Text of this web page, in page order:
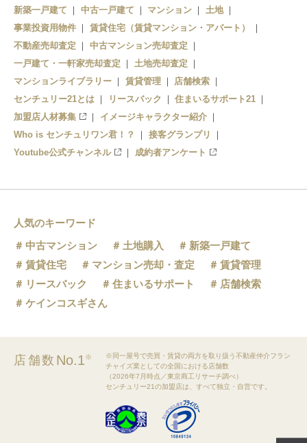
布佐駅
新築一戸建て 中古一戸建て マンション
土地
事業投資用物件
賃貸住宅（賃貸マンション・アパート）
不動産売却査定
中古マンション売却査定
一戸建て・一軒家売却査定
土地売却査定
マンションライブラリー
賃貸管理
店舗検索
センチュリー21とは
リースバック
住まいるサポート21
加盟店人材募集
イメージキャラクター紹介
Who is センチュリワン君！？
接客グランプリ
Youtube公式チャンネル
成約者アンケート
人気のキーワード
中古マンション
土地購入
新築一戸建て
賃貸住宅
マンション売却・査定
賃貸管理
リースバック
住まいるサポート
店舗検索
ケインコスギさん
店舗数 No.1※
※同一屋号で売買・賃貸の両方を取り扱う不動産仲介フラン
チャイズ業としての全国における店舗数
（2026年7月時点／東京商工リサーチ調べ）
センチュリー21の加盟店は、すべて独立・自営です。